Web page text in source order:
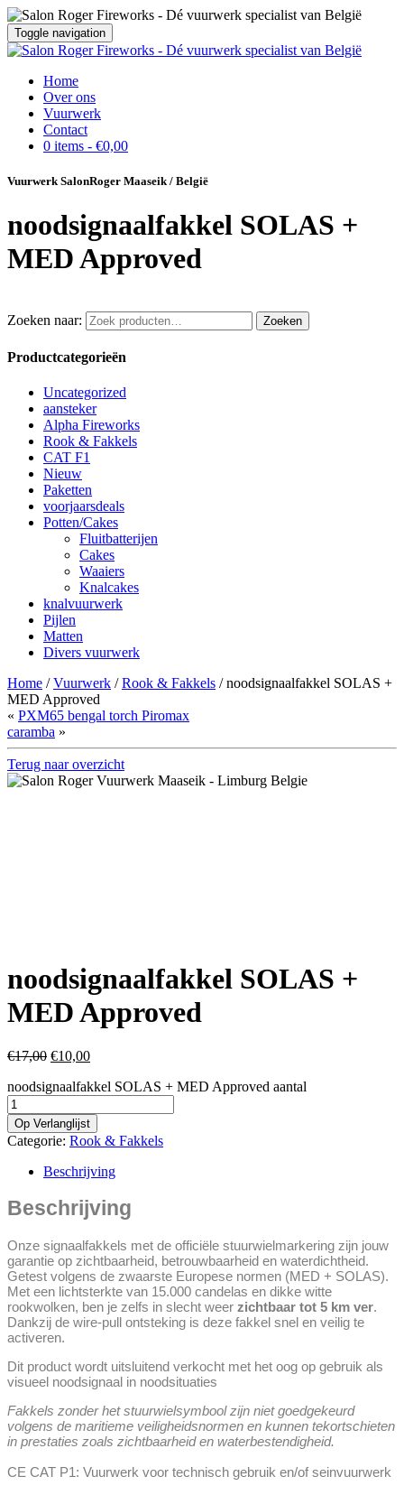
Toggle navigation
Home
Over ons
Vuurwerk
Contact
0 items - €0,00
Vuurwerk SalonRoger Maaseik / België
noodsignaalfakkel SOLAS +
MED Approved
Zoeken naar: Zoeken
Productcategorieën
Uncategorized
aansteker
Alpha Fireworks
Rook & Fakkels
CAT F1
Nieuw
Paketten
voorjaarsdeals
Potten/Cakes
Fluitbatterijen
Cakes
Waaiers
Knalcakes
knalvuurwerk
Pijlen
Matten
Divers vuurwerk
Home /Vuurwerk /Rook & Fakkels / noodsignaalfakkel SOLAS +
MED Approved
« PXM65 bengal torch Piromax
caramba »
Terug naar overzicht
noodsignaalfakkel SOLAS +
MED Approved
€17,00 €10,00
noodsignaalfakkel SOLAS + MED Approved aantal
Op Verlanglijst
Categorie: Rook & Fakkels
Beschrijving
Beschrijving
Onze signaalfakkels met de officiële stuurwielmarkering zijn jouw
garantie op zichtbaarheid, betrouwbaarheid en waterdichtheid.
Getest volgens de zwaarste Europese normen (MED + SOLAS).
Met een lichtsterkte van 15.000 candelas en dikke witte
rookwolken, ben je zelfs in slecht weer zichtbaar tot 5 km ver.
Dankzij de wire-pull ontsteking is deze fakkel snel en veilig te
activeren.
Dit product wordt uitsluitend verkocht met het oog op gebruik als
visueel noodsignaal in noodsituaties
Fakkels zonder het stuurwielsymbool zijn niet goedgekeurd
volgens de maritieme veiligheidsnormen en kunnen tekortschieten
in prestaties zoals zichtbaarheid en waterbestendigheid.
CE CAT P1: Vuurwerk voor technisch gebruik en/of seinvuurwerk